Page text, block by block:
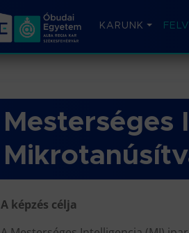
KARUNK
Mesterséges
A képzés célja